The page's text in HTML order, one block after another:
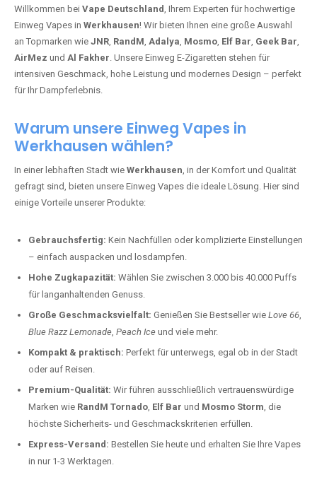
Willkommen bei Vape Deutschland, Ihrem Experten für hochwertige
Einweg Vapes in Werkhausen! Wir bieten Ihnen eine große Auswahl
an Topmarken wie JNR, RandM, Adalya, Mosmo, Elf Bar, Geek Bar,
AirMez und Al Fakher. Unsere Einweg E-Zigaretten stehen für
intensiven Geschmack, hohe Leistung und modernes Design – perfekt
für Ihr Dampferlebnis.
Warum unsere Einweg Vapes in
Werkhausen wählen?
In einer lebhaften Stadt wie Werkhausen, in der Komfort und Qualität
gefragt sind, bieten unsere Einweg Vapes die ideale Lösung. Hier sind
einige Vorteile unserer Produkte:
Gebrauchsfertig: Kein Nachfüllen oder komplizierte Einstellungen
– einfach auspacken und losdampfen.
Hohe Zugkapazität: Wählen Sie zwischen 3.000 bis 40.000 Puffs
für langanhaltenden Genuss.
Große Geschmacksvielfalt: Genießen Sie Bestseller wie Love 66,
Blue Razz Lemonade, Peach Ice und viele mehr.
Kompakt & praktisch: Perfekt für unterwegs, egal ob in der Stadt
oder auf Reisen.
Premium-Qualität: Wir führen ausschließlich vertrauenswürdige
Marken wie RandM Tornado, Elf Bar und Mosmo Storm, die
höchste Sicherheits- und Geschmackskriterien erfüllen.
Express-Versand: Bestellen Sie heute und erhalten Sie Ihre Vapes
in nur 1-3 Werktagen.